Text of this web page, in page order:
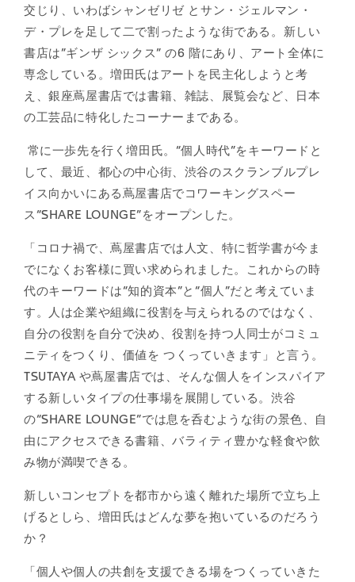
交じり、いわばシャンゼリゼ とサン・ジェルマン・
デ・プレを足して二で割ったような街である。新しい
書店は”ギンザ シックス” の6 階にあり、アート全体に
専念している。増田氏はアートを民主化しようと考
え、銀座蔦屋書店では書籍、雑誌、展覧会など、日本
の工芸品に特化したコーナーまである。
常に一歩先を行く増田氏。“個人時代”をキーワードと
して、最近、都心の中心街、渋谷のスクランブルプレ
イス向かいにある蔦屋書店でコワーキングスペー
ス“SHARE LOUNGE”をオープンした。
「コロナ禍で、蔦屋書店では人文、特に哲学書が今ま
でになくお客様に買い求められました。これからの時
代のキーワードは“知的資本”と“個人”だと考えていま
す。人は企業や組織に役割を与えられるのではなく、
自分の役割を自分で決め、役割を持つ人同士がコミュ
ニティをつくり、価値を つくっていきます」と言う。
TSUTAYA や蔦屋書店では、そんな個人をインスパイア
する新しいタイプの仕事場を展開している。渋谷
の“SHARE LOUNGE”では息を呑むような街の景色、自
由にアクセスできる書籍、バラィティ豊かな軽食や飲
み物が満喫できる。
新しいコンセプトを都市から遠く離れた場所で立ち上
げるとしら、増田氏はどんな夢を抱いているのだろう
か？
「個人や個人の共創を支援できる場をつくっていきた